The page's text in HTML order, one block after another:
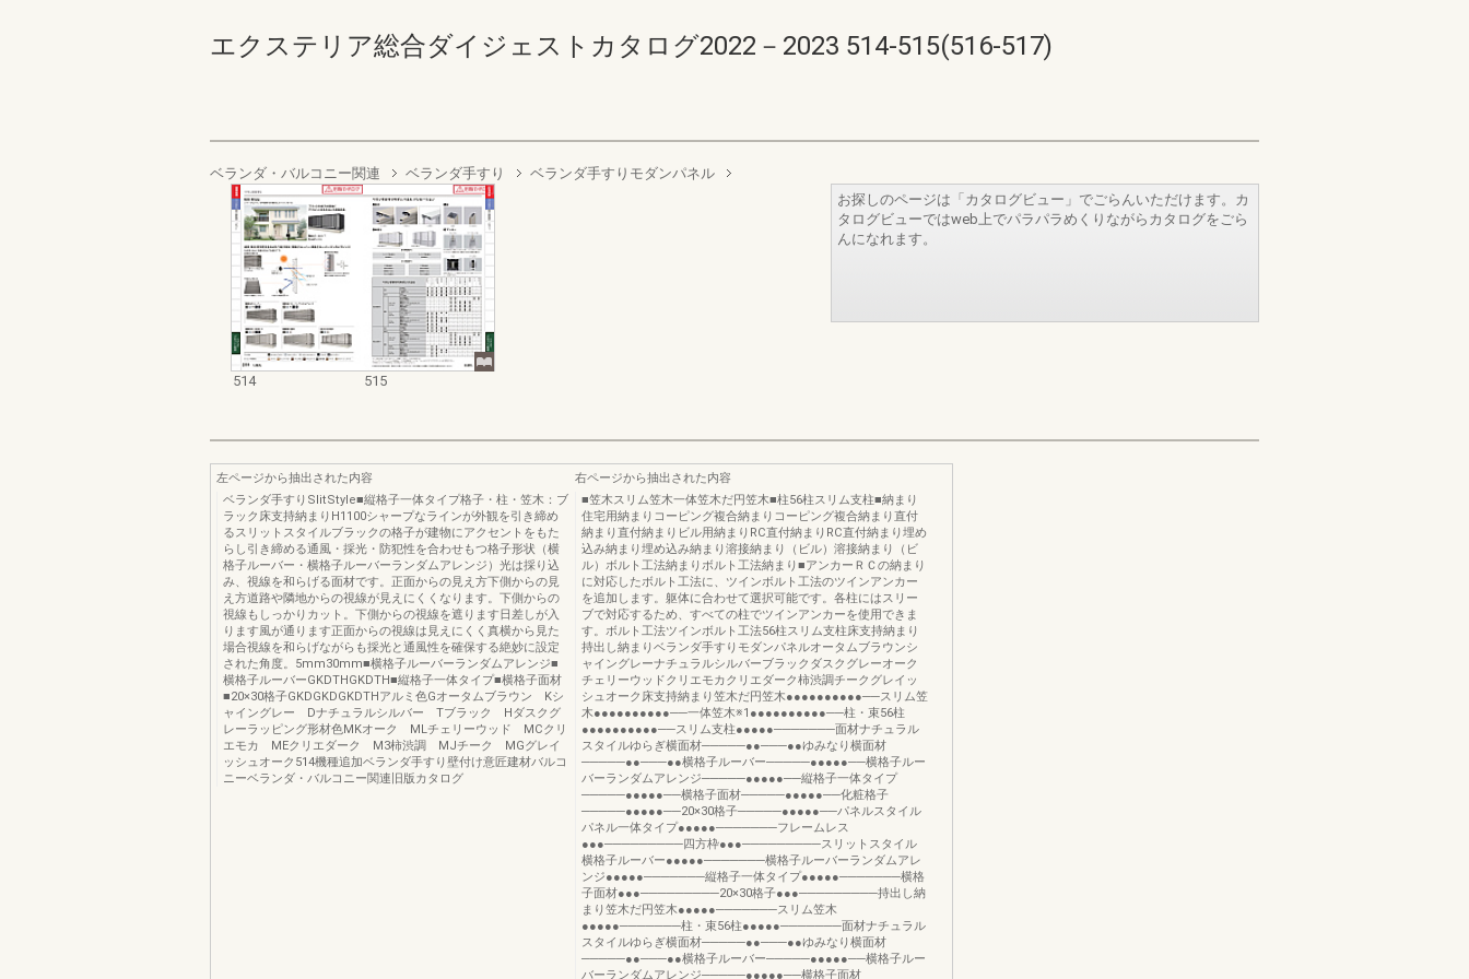
エクステリア総合ダイジェストカタログ2022－2023 514-515(516-517)
ベランダ・バルコニー関連 ベランダ手すり ベランダ手すりモダンパネル
514 515
お探しのページは「カタログビュー」でごらんいただけます。カ
タログビューではweb上でパラパラめくりながらカタログをごら
んになれます。
左ページから抽出された内容
ベランダ手すりSlitStyle■縦格子一体タイプ格子・柱・笠木：ブ
ラック床支持納まりH1100シャープなラインが外観を引き締め
るスリットスタイルブラックの格子が建物にアクセントをもた
らし引き締める通風・採光・防犯性を合わせもつ格子形状（横
格子ルーバー・横格子ルーバーランダムアレンジ）光は採り込
み、視線を和らげる面材です。正面からの見え方下側からの見
え方道路や隣地からの視線が見えにくくなります。下側からの
視線もしっかりカット。下側からの視線を遮ります日差しが入
ります風が通ります正面からの視線は見えにくく真横から見た
場合視線を和らげながらも採光と通風性を確保する絶妙に設定
された角度。5mm30mm■横格子ルーバーランダムアレンジ■
横格子ルーバーGKDTHGKDTH■縦格子一体タイプ■横格子面材
■20×30格子GKDGKDGKDTHアルミ色Gオータムブラウン Kシ
ャイングレー Dナチュラルシルバー Tブラック Hダスクグ
レーラッピング形材色MKオーク MLチェリーウッド MCクリ
エモカ MEクリエダーク M3柿渋調 MJチーク MGグレイ
ッシュオーク514機種追加ベランダ手すり壁付け意匠建材バルコ
ニーベランダ・バルコニー関連旧版カタログ
右ページから抽出された内容
■笠木スリム笠木一体笠木だ円笠木■柱56柱スリム支柱■納まり
住宅用納まりコーピング複合納まりコーピング複合納まり直付
納まり直付納まりビル用納まりRC直付納まりRC直付納まり埋め
込み納まり埋め込み納まり溶接納まり（ビル）溶接納まり（ビ
ル）ボルト工法納まりボルト工法納まり■アンカーＲＣの納まり
に対応したボルト工法に、ツインボルト工法のツインアンカー
を追加します。躯体に合わせて選択可能です。各柱にはスリー
ブで対応するため、すべての柱でツインアンカーを使用できま
す。ボルト工法ツインボルト工法56柱スリム支柱床支持納まり
持出し納まりベランダ手すりモダンパネルオータムブラウンシ
ャイングレーナチュラルシルバーブラックダスクグレーオーク
チェリーウッドクリエモカクリエダーク柿渋調チークグレイッ
シュオーク床支持納まり笠木だ円笠木●●●●●●●●●●──スリム笠
木●●●●●●●●●●──一体笠木※1●●●●●●●●●●──柱・束56柱
●●●●●●●●●●──スリム支柱●●●●●───────面材ナチュラル
スタイルゆらぎ横面材─────●●───●●ゆみなり横面材
─────●●───●●横格子ルーバー─────●●●●●──横格子ルー
バーランダムアレンジ─────●●●●●──縦格子一体タイプ
─────●●●●●──横格子面材─────●●●●●──化粧格子
─────●●●●●──20×30格子─────●●●●●──パネルスタイル
パネル一体タイプ●●●●●───────フレームレス
●●●─────────四方枠●●●─────────スリットスタイル
横格子ルーバー●●●●●───────横格子ルーバーランダムアレ
ンジ●●●●●───────縦格子一体タイプ●●●●●───────横格
子面材●●●─────────20×30格子●●●─────────持出し納
まり笠木だ円笠木●●●●●───────スリム笠木
●●●●●───────柱・束56柱●●●●●───────面材ナチュラル
スタイルゆらぎ横面材─────●●───●●ゆみなり横面材
─────●●───●●横格子ルーバー─────●●●●●──横格子ルー
バーランダムアレンジ─────●●●●●──横格子面材